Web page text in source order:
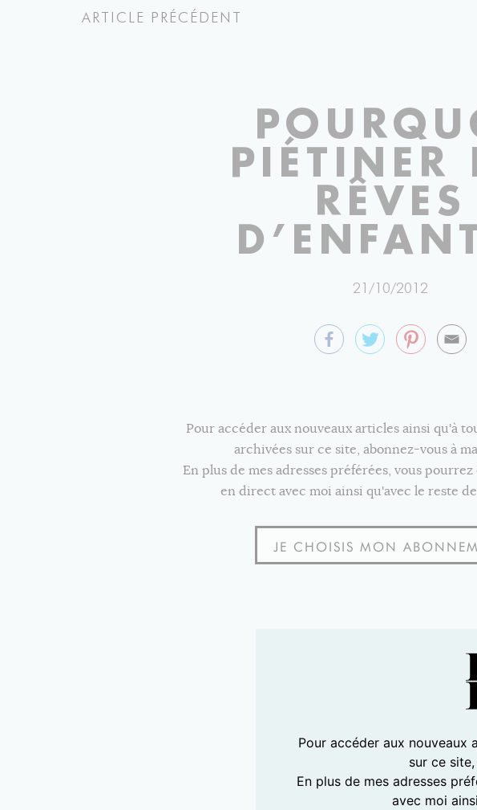
ARTICLE PRÉCÉDENT
PIÉTINER
RÊVES
21/10/2012
Pour accéder aux nouveaux articles ainsi qu'à
archivées sur ce site, abonnez-vous à
En plus de mes adresses préférées, vous
en direct avec moi ainsi qu'avec le reste
JE CHOISIS MON
Pour accéder aux nouveaux
sur ce
En plus de mes adresses
avec moi